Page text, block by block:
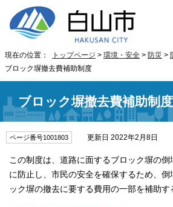
現在の位置： トップページ > 環境・安全 > 防災 >
ブロック塀撤去費補助制度
ブロック塀撤去費補助制度
ページ番号1001803 更新日 2022年2月8日
この制度は、道路に面するブロック塀の
に防止し、市民の安全を確保するため、倒
ック塀の撤去に要する費用の一部を補助す